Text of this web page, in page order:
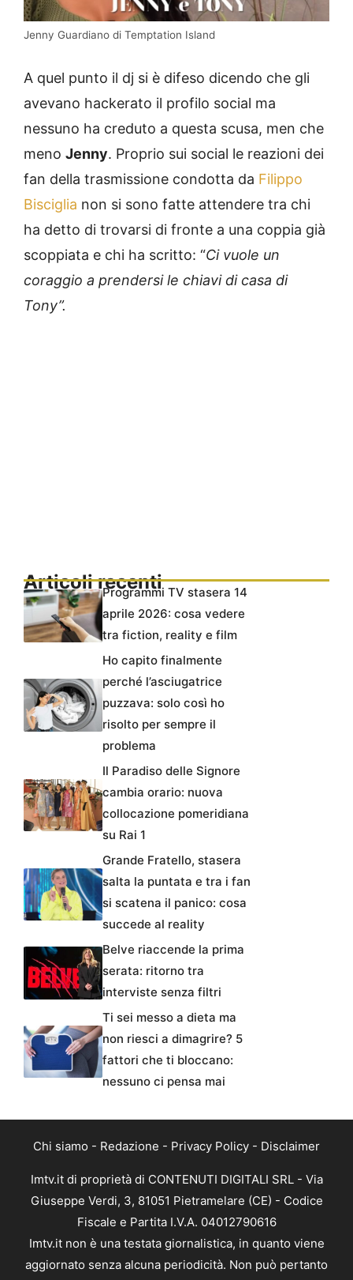
Jenny Guardiano di Temptation Island
A quel punto il dj si è difeso dicendo che gli
avevano hackerato il profilo social ma
nessuno ha creduto a questa scusa, men che
meno Jenny. Proprio sui social le reazioni dei
fan della trasmissione condotta da Filippo
Bisciglia non si sono fatte attendere tra chi
ha detto di trovarsi di fronte a una coppia già
scoppiata e chi ha scritto: “Ci vuole un
coraggio a prendersi le chiavi di casa di
Tony”.
Articoli recentiProgrammi TV stasera 14
aprile 2026: cosa vedere
tra fiction, reality e film
Ho capito finalmente
perché l’asciugatrice
puzzava: solo così ho
risolto per sempre il
problema
Il Paradiso delle Signore
cambia orario: nuova
collocazione pomeridiana
su Rai 1
Grande Fratello, stasera
salta la puntata e tra i fan
si scatena il panico: cosa
succede al reality
Belve riaccende la prima
serata: ritorno tra
interviste senza filtri
Ti sei messo a dieta ma
non riesci a dimagrire? 5
fattori che ti bloccano:
nessuno ci pensa mai
Chi siamo - Redazione - Privacy Policy - Disclaimer
Imtv.it di proprietà di CONTENUTI DIGITALI SRL - Via
Giuseppe Verdi, 3, 81051 Pietramelare (CE) - Codice
Fiscale e Partita I.V.A. 04012790616
Imtv.it non è una testata giornalistica, in quanto viene
aggiornato senza alcuna periodicità. Non può pertanto